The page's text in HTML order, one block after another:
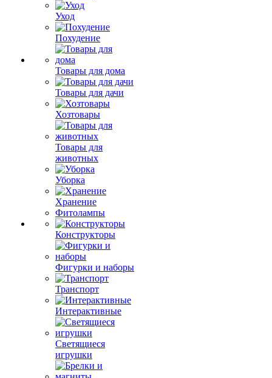
Уход
Похудение
Товары для дома
Товары для дачи
Хозтовары
Товары для
животных
Уборка
Хранение
Фитолампы
Конструкторы
Фигурки и наборы
Транспорт
Интерактивные
Светящиеся
игрушки